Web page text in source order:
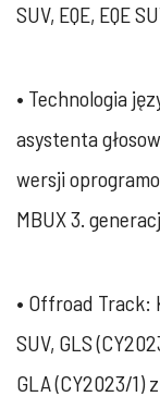
SUV, EQE, EQE
• Technologia
asystenta
wersji
MBUX 3.
• Offroad Track:
SUV, GLS
GLA (CY2023/1)